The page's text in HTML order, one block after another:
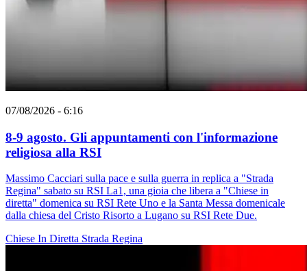
07/08/2026 - 6:16
8-9 agosto. Gli appuntamenti con l'informazione
religiosa alla RSI
Massimo Cacciari sulla pace e sulla guerra in replica a "Strada
Regina" sabato su RSI La1, una gioia che libera a "Chiese in
diretta" domenica su RSI Rete Uno e la Santa Messa domenicale
dalla chiesa del Cristo Risorto a Lugano su RSI Rete Due.
Chiese In Diretta Strada Regina